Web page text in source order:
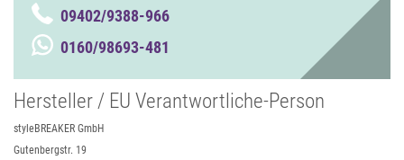
09402/9388-966
0160/98693-481
Hersteller / EU Verantwortliche-Person
styleBREAKER GmbH
Gutenbergstr. 19